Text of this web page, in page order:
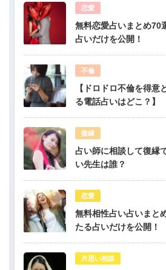
恋愛
無料恋愛占いまとめ70
占いだけを公開！
不倫
【ドロドロ不倫を得意
る電話占いはどこ？】
復縁
占い師に相談して復縁
い先生は誰？
恋愛
無料相性占い占いまと
たる占いだけを公開！
片思い相談